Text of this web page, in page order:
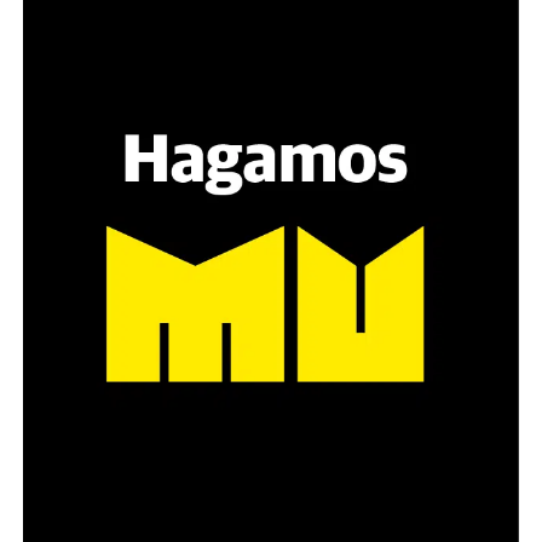
situación. Muy fantasioso. También las mujeres que
defienden la prostitución como un trabajo hacen un
relato ficcional, un relato idílico de la prostitución. “Yo
estaba parada en la esquina, vino un italiano y me dio
300 euros”. Eso pasa una sola vez en la vida. Eso de Mujer
todas caen en ese discurso. Y quiénes están en el tema
transnacionales. No estoy negando que exista la trata.